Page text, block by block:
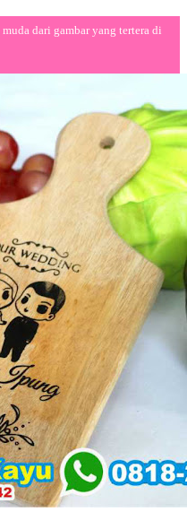
dari gambar yang tertera di